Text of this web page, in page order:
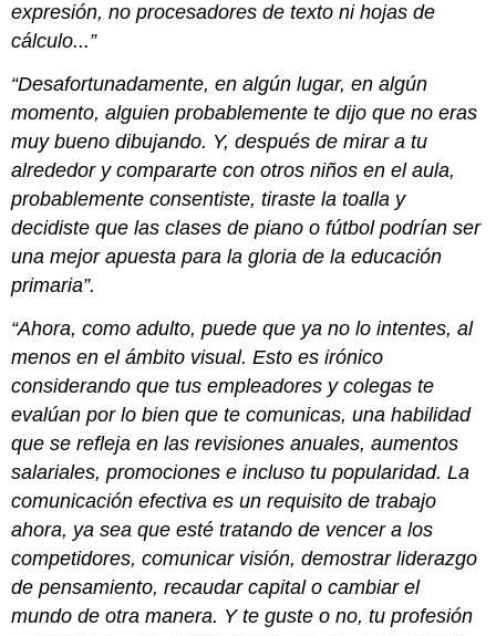
Ciclo
de
Contraste
Contraste
a
través
del
peso
visual
Contraste
con
Fuentes:
Diseño
Contraste
con
Fuentes:
Serif/Sans
Serif
Contraste
con
rellenos
y
contornos
La
expresión, no procesadores de texto ni hojas de
cálculo...”
“Desafortunadamente, en algún lugar, en algún
momento, alguien probablemente te dijo que no eras
muy bueno dibujando. Y, después de mirar a tu
alrededor y compararte con otros niños en el aula,
probablemente consentiste, tiraste la toalla y
decidiste que las clases de piano o fútbol podrían ser
una mejor apuesta para la gloria de la educación
primaria”.
“Ahora, como adulto, puede que ya no lo intentes, al
menos en el ámbito visual. Esto es irónico
considerando que tus empleadores y colegas te
evalúan por lo bien que te comunicas, una habilidad
que se refleja en las revisiones anuales, aumentos
salariales, promociones e incluso tu popularidad. La
comunicación efectiva es un requisito de trabajo
ahora, ya sea que esté tratando de vencer a los
competidores, comunicar visión, demostrar liderazgo
de pensamiento, recaudar capital o cambiar el
mundo de otra manera. Y te guste o no, tu profesión